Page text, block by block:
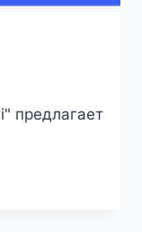
предлагает